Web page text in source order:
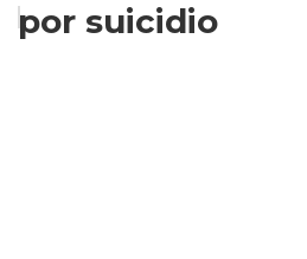
por suicidio